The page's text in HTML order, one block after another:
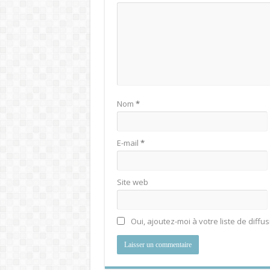
Nom *
E-mail *
Site web
Oui, ajoutez-moi à votre liste de